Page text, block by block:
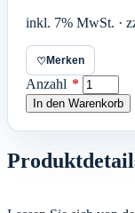
inkl. 7% MwSt. ·
♡Merken
Anzahl *
In den Warenkorb